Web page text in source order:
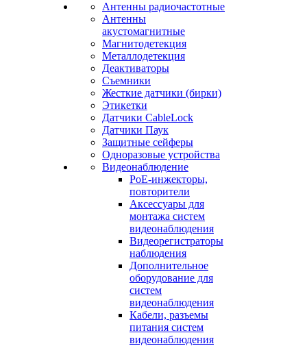
Антенны радиочастотные
Антенны
акустомагнитные
Магнитодетекция
Металлодетекция
Деактиваторы
Съемники
Жесткие датчики (бирки)
Этикетки
Датчики CableLock
Датчики Паук
Защитные сейферы
Одноразовые устройства
Видеонаблюдение
PoE-инжекторы,
повторители
Аксессуары для
монтажа систем
видеонаблюдения
Видеорегистраторы
наблюдения
Дополнительное
оборудование для
систем
видеонаблюдения
Кабели, разъемы
питания систем
видеонаблюдения